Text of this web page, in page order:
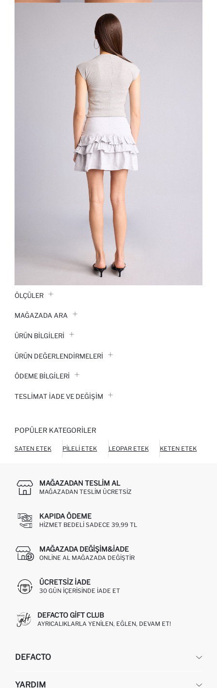
ÖLÇÜLER
MAĞAZADA ARA
ÜRÜN BILGILERI
ÜRÜN DEĞERLENDİRMELERİ
ÖDEME BİLGİLERİ
TESLIMAT İADE VE DEĞIŞIM
POPÜLER KATEGORILER
SATEN ETEK PILELI ETEK LEOPAR ETEK KETEN ETEK
MAĞAZADAN TESLIM AL
MAĞAZADAN TESLIM ÜCRETSIZ
KAPIDA ÖDEME
HIZMET BEDELI SADECE 39,99 TL
MAĞAZADA DEĞIŞIM&İADE
ONLINE AL MAĞAZADA DEĞIŞTIR
ÜCRETSIZ IADE
30 GÜN IÇERISINDE IADE ET
DEFACTO GIFT CLUB
AYRICALIKLARLA YENILEN, EĞLEN, DEVAM ET!
DEFACTO
YARDIM